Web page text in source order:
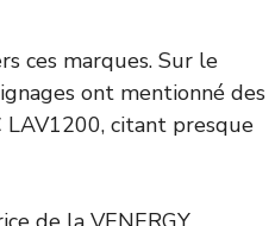
ces marques. Sur le
ont mentionné des
citant presque